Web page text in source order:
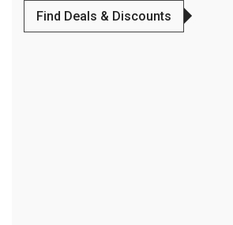
Find Deals & Discounts